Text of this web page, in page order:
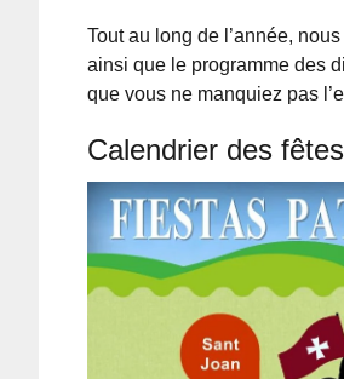
Tout au long de l’année,
ainsi que le programme des
que vous ne manquiez pas
Calendrier des